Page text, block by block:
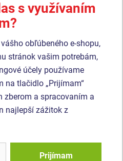
sa vyznačuje vysokou
proti poškriabaniu a
tovar
Produkt - SDO-8003K-10
s využívaním
obľúbeného e-shopu,
stránok vašim potrebám,
účely používame
na tlačidlo „Prijímam“
zberom a spracovaním a
najlepší zážitok z
Prijímam